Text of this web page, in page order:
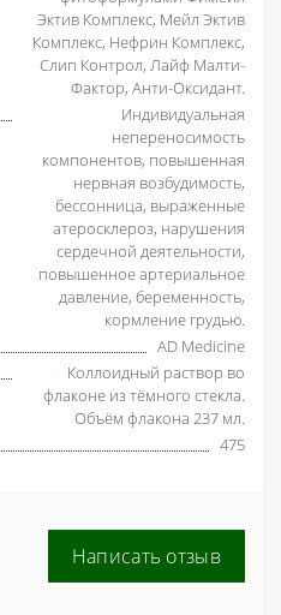
Эктив Комплекс, Мейл Эктив
Комплекс, Нефрин Комплекс,
Слип Контрол, Лайф Малти-
Фактор, Анти-Оксидант.
Индивидуальная
непереносимость
компонентов, повышенная
нервная возбудимость,
бессонница, выраженные
атеросклероз, нарушения
сердечной деятельности,
повышенное артериальное
давление, беременность,
кормление грудью.
AD Medicine
Коллоидный раствор во
флаконе из тёмного стекла.
Объём флакона 237 мл.
475
Написать отзыв